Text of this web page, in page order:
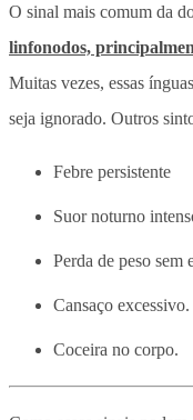
O sinal mais comum da
linfonodos,
Muitas vezes, essas
seja ignorado. Outros
Febre persistente
Suor noturno
Perda de peso sem
Cansaço excessivo.
Coceira no corpo.